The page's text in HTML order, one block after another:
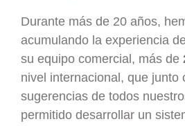
Durante más de 20 años,
acumulando la experiencia
su equipo comercial, más de
nivel internacional, que junto
sugerencias de todos
permitido desarrollar un